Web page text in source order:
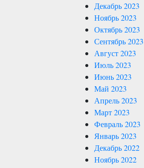
Декабрь 2023
Ноябрь 2023
Октябрь 2023
Сентябрь 2023
Август 2023
Июль 2023
Июнь 2023
Май 2023
Апрель 2023
Март 2023
Февраль 2023
Январь 2023
Декабрь 2022
Ноябрь 2022